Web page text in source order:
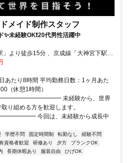
メイド制作スタッフ
未経験OK❗20代男性活躍中
」より徒歩15分 、京成線「大神宮下駅」
あたり8時間 平均勤務日数：1ヶ月あた
（休憩1時間）
未経験から、世界
り組める方を歓迎します。
今回は、未経験から成長中
学歴不問 固定時間制 転勤なし
経験不問
資格者歓迎 研修あり 夕方
ブランクOK
長期休暇あり 服装自由
ひげOK